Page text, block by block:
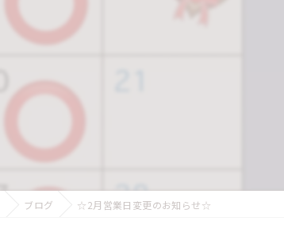
ブログ ☆2月営業日変更のお知らせ☆